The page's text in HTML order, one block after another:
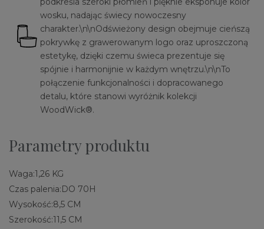
wosku, nadając świecy nowoczesny
charakter.\n\nOdświeżony design obejmuje cieńszą
pokrywkę z grawerowanym logo oraz uproszczoną
estetykę, dzięki czemu świeca prezentuje się
spójnie i harmonijnie w każdym wnętrzu.\n\nTo
połączenie funkcjonalności i dopracowanego
detalu, które stanowi wyróżnik kolekcji
WoodWick®.
Parametry produktu
Waga:1,26 KG
Czas palenia:DO 70H
Wysokość:8,5 CM
Szerokość:11,5 CM